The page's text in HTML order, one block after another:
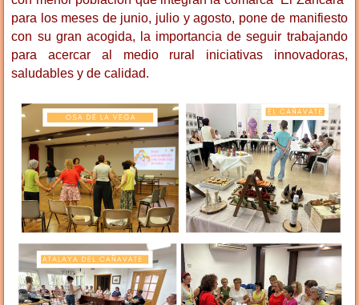
para los meses de junio, julio y agosto, pone de manifiesto
con su gran acogida, la importancia de seguir trabajando
para acercar al medio rural iniciativas innovadoras,
saludables y de calidad.